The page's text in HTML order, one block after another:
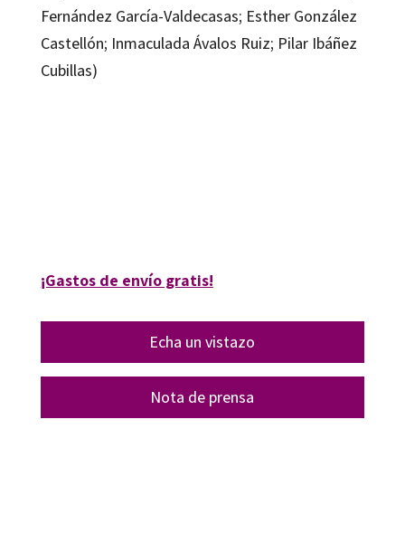
Fernández García-Valdecasas; Esther González
Castellón; Inmaculada Ávalos Ruiz; Pilar Ibáñez
Cubillas)
¡Gastos de envío gratis!
Echa un vistazo
Nota de prensa